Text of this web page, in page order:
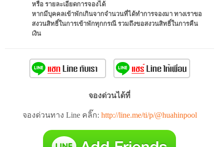
หรือ รายละเอียดการจองได้
หากมีบุคคลเข้าพักเกินจากจำนวนที่ได้ทำการจองมา ทางเราขอ
สงวนสิทธิ์ในการเข้าพักทุกกรณี รวมถึงขอสงวนสิทธิ์ในการคืน
เงิน
จองด่วนได้ที่
จองด่วนทาง Line คลิ๊ก: http://line.me/ti/p/@huahinpool